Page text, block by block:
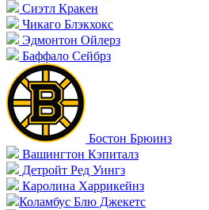
Сиэтл Кракен
Чикаго Блэкхокс
Эдмонтон Ойлерз
Баффало Сейбрз
Бостон Брюинз
Вашингтон Кэпиталз
Детройт Ред Уингз
Каролина Харрикейнз
Коламбус Блю Джекетс